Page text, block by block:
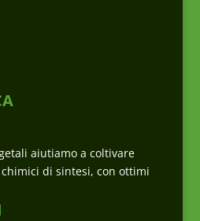
aiutiamo a coltivare
di sintesi, con ottimi